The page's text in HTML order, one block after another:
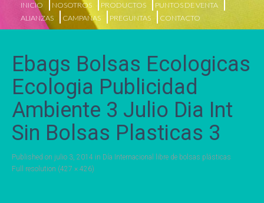
INICIO NOSOTROS PRODUCTOS
PUNTOS DE VENTA
ALIANZAS
CAMPAÑAS PREGUNTAS CONTACTO
Ebags Bolsas Ecologicas
Ecologia Publicidad
Ambiente 3 Julio Dia Int
Sin Bolsas Plasticas 3
Published on julio 3, 2014 in Día Internacional libre de bolsas plásticas
Full resolution (427 × 426)